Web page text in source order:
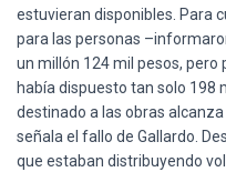
estuvieran disponibles. Para
para las personas
un millón 124 mil pesos, pero
había dispuesto tan solo 198
destinado a las obras
señala el fallo de Gallardo.
que estaban distribuyendo